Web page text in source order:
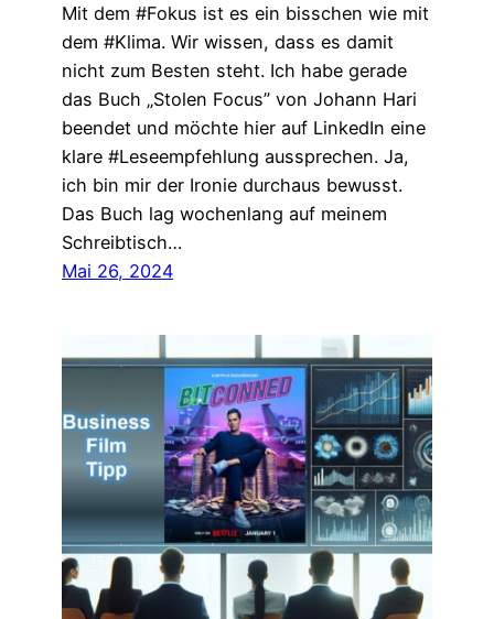
Mit dem #Fokus ist es ein bisschen wie mit
dem #Klima. Wir wissen, dass es damit
nicht zum Besten steht. Ich habe gerade
das Buch „Stolen Focus” von Johann Hari
beendet und möchte hier auf LinkedIn eine
klare #Leseempfehlung aussprechen. Ja,
ich bin mir der Ironie durchaus bewusst.
Das Buch lag wochenlang auf meinem
Schreibtisch…
Mai 26, 2024